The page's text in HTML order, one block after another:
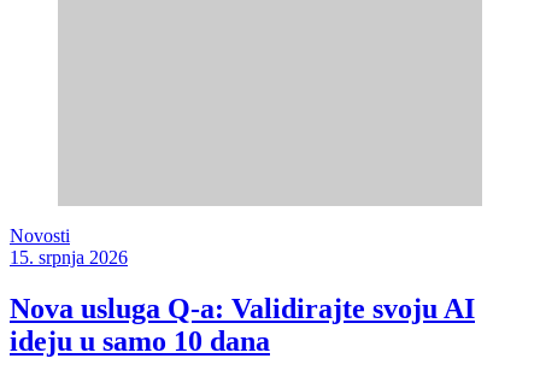
Novosti
15. srpnja 2026
Nova usluga Q-a: Validirajte svoju AI
ideju u samo 10 dana